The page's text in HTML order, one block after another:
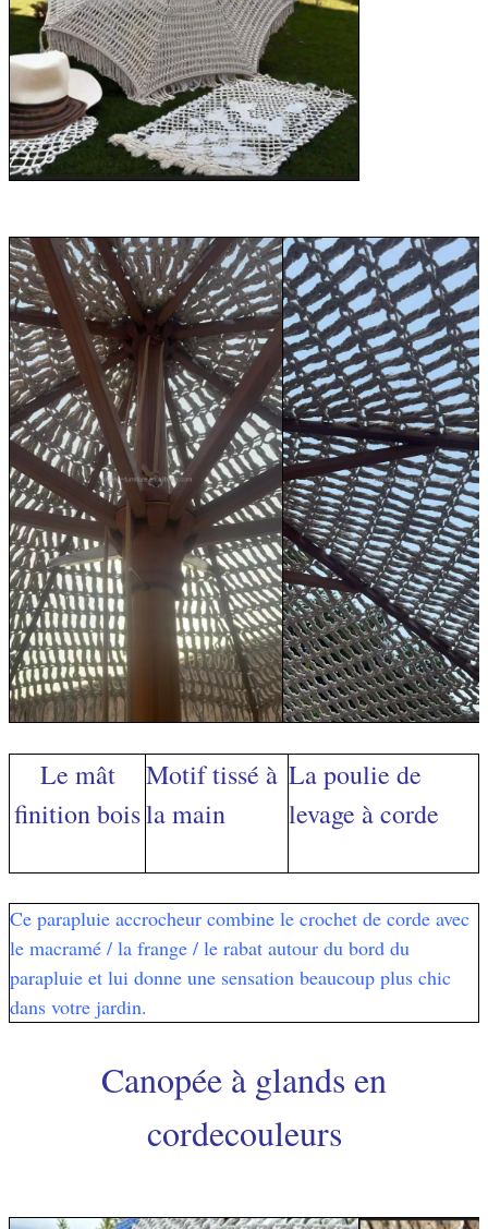
SOUMETTRE
Le mât
finition bois
Motif tissé à
la main
La poulie de
levage à corde
Ce parapluie accrocheur combine le crochet de corde avec
le macramé / la frange / le rabat autour du bord du
parapluie et lui donne une sensation beaucoup plus chic
dans votre jardin.
Canopée à glands en
cordecouleurs